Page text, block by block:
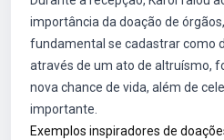
importância da doação de
fundamental se cadastrar como
através de um ato de altruísmo,
nova chance de vida, além de
importante.
Exemplos inspiradores de